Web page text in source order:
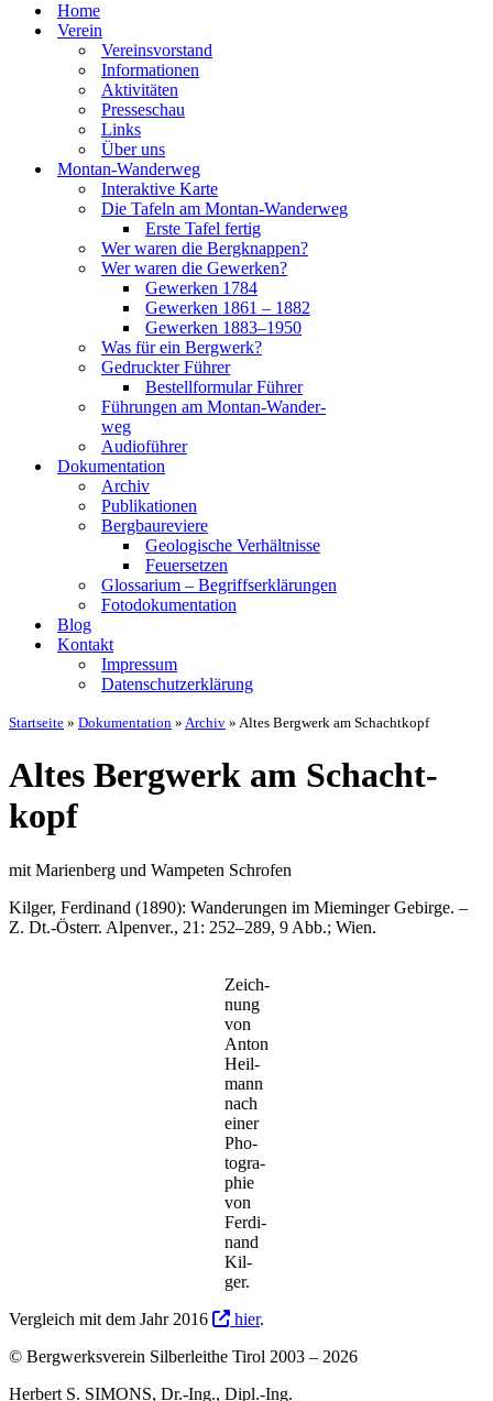
Home
Ver­ein
Ver­eins­vor­stand
Infor­ma­tio­nen
Akti­vi­tä­ten
Pres­se­schau
Links
Über uns
Mon­­tan-Wan­­der­­weg
Inter­ak­ti­ve Kar­te
Die Tafeln am Mon­­tan-Wan­­der­­weg
Ers­te Tafel fer­tig
Wer waren die Berg­knap­pen?
Wer waren die Gewer­ken?
Gewer­ken 1784
Gewer­ken 1861 – 1882
Gewer­ken 1883–1950
Was für ein Berg­werk?
Gedruck­ter Füh­rer
Bestell­for­mu­lar Füh­rer
Füh­run­gen am Mon­­tan-Wan­­der­­
weg
Audio­füh­rer
Doku­men­ta­ti­on
Archiv
Publi­ka­tio­nen
Berg­bau­re­vie­re
Geo­lo­gi­sche Ver­hält­nis­se
Feu­er­set­zen
Glos­sa­ri­um – Begriffs­er­klä­run­gen
Foto­do­ku­men­ta­ti­on
Blog
Kon­takt
Impres­sum
Daten­schutz­er­klä­rung
Startseite » Dokumentation » Archiv » Altes Bergwerk am Schachtkopf
Altes Berg­werk am Schacht­
kopf
mit Mari­en­berg und Wam­pe­ten Schr­ofen
Kil­ger, Fer­di­nand (1890): Wan­de­run­gen im Mie­min­ger Gebir­ge. –
Z. Dt.-Österr. Alpen­ver., 21: 252–289, 9 Abb.; Wien.
Zeich­
nung
von
Anton
Heil­
mann
nach
einer
Pho­
to­gra­
phie
von
Fer­di­
nand
Kil­
ger.
Ver­gleich mit dem Jahr 2016
hier.
© Bergwerksverein Silberleithe Tirol 2003 – 2026
Herbert S. SIMONS, Dr.-Ing., Dipl.-Ing.